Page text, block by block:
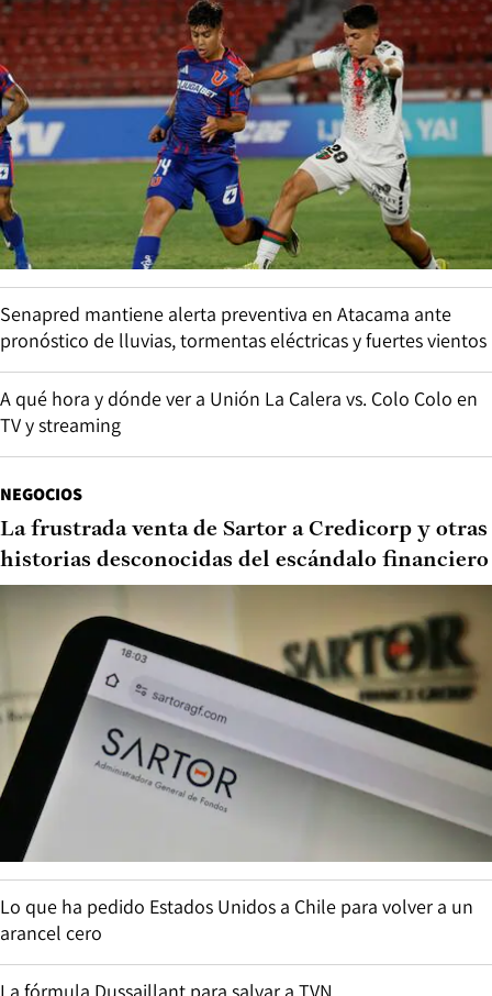
Senapred mantiene alerta preventiva en Atacama ante
pronóstico de lluvias, tormentas eléctricas y fuertes vientos
A qué hora y dónde ver a Unión La Calera vs. Colo Colo en
TV y streaming
NEGOCIOS
La frustrada venta de Sartor a Credicorp y otras
historias desconocidas del escándalo financiero
Lo que ha pedido Estados Unidos a Chile para volver a un
arancel cero